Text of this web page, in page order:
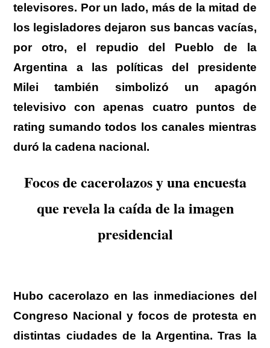
televisores. Por un lado, más de la mitad de
los legisladores dejaron sus bancas vacías,
por otro,el repudio del Pueblo de la
Argentina a las políticas del presidente
Milei también simbolizó un apagón
televisivo con apenas cuatro puntos de
rating sumando todos los canales mientras
duró la cadena nacional.
Focos de cacerolazos y una encuesta
que revela la caída de la imagen
presidencial
Hubo cacerolazo en las inmediaciones del
Congreso Nacional y focos de protesta en
distintas ciudades de la Argentina. Tras la